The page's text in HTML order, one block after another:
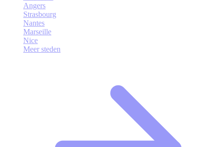
Angers
Strasbourg
Nantes
Marseille
Nice
Meer steden